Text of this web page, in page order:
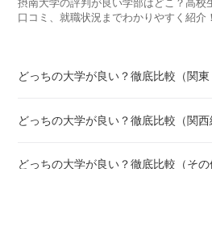
摂南大学の評判が良い学部はどこ？高校
口コミ、就職状況までわかりやすく紹介！
どっちの大学が良い？徹底比較（関
どっちの大学が良い？徹底比較（関
どっちの大学が良い？徹底比較（そ